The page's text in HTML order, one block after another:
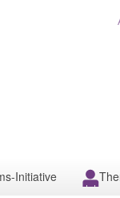
Initiative